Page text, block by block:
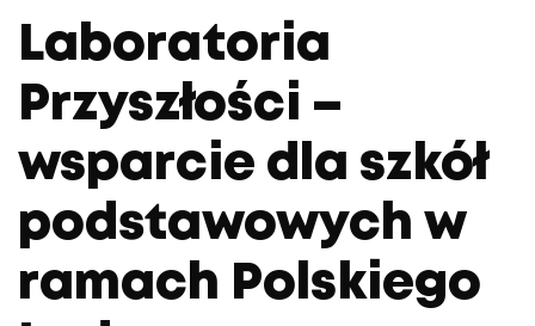
Laboratoria
Przyszłości –
wsparcie dla szkół
podstawowych w
ramach Polskiego